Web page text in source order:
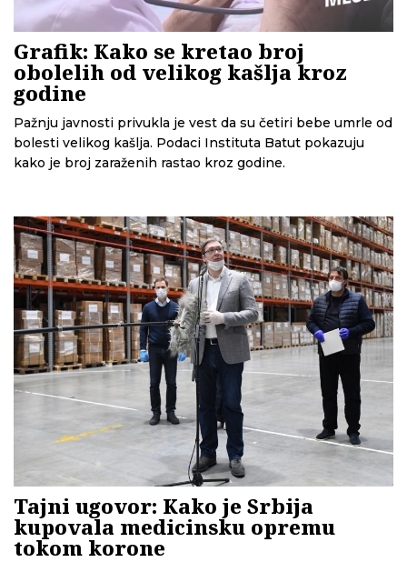
Grafik: Kako se kretao broj
obolelih od velikog kašlja kroz
godine
Pažnju javnosti privukla je vest da su četiri bebe umrle od
bolesti velikog kašlja. Podaci Instituta Batut pokazuju
kako je broj zaraženih rastao kroz godine.
Tajni ugovor: Kako je Srbija
kupovala medicinsku opremu
tokom korone